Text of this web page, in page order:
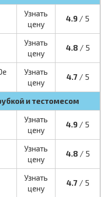
Узнать
цену
4.9 / 5
Узнать
цену
4.8 / 5
Узнать
цену
4.7 / 5
и тестомесом
Узнать
цену
4.9 / 5
Узнать
цену
4.8 / 5
Узнать
цену
4.7 / 5